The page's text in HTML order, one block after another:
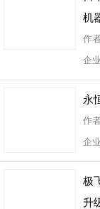
机
作
企
永
作
企
极
升